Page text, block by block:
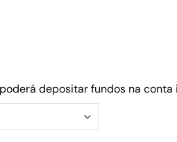
depositar fundos na